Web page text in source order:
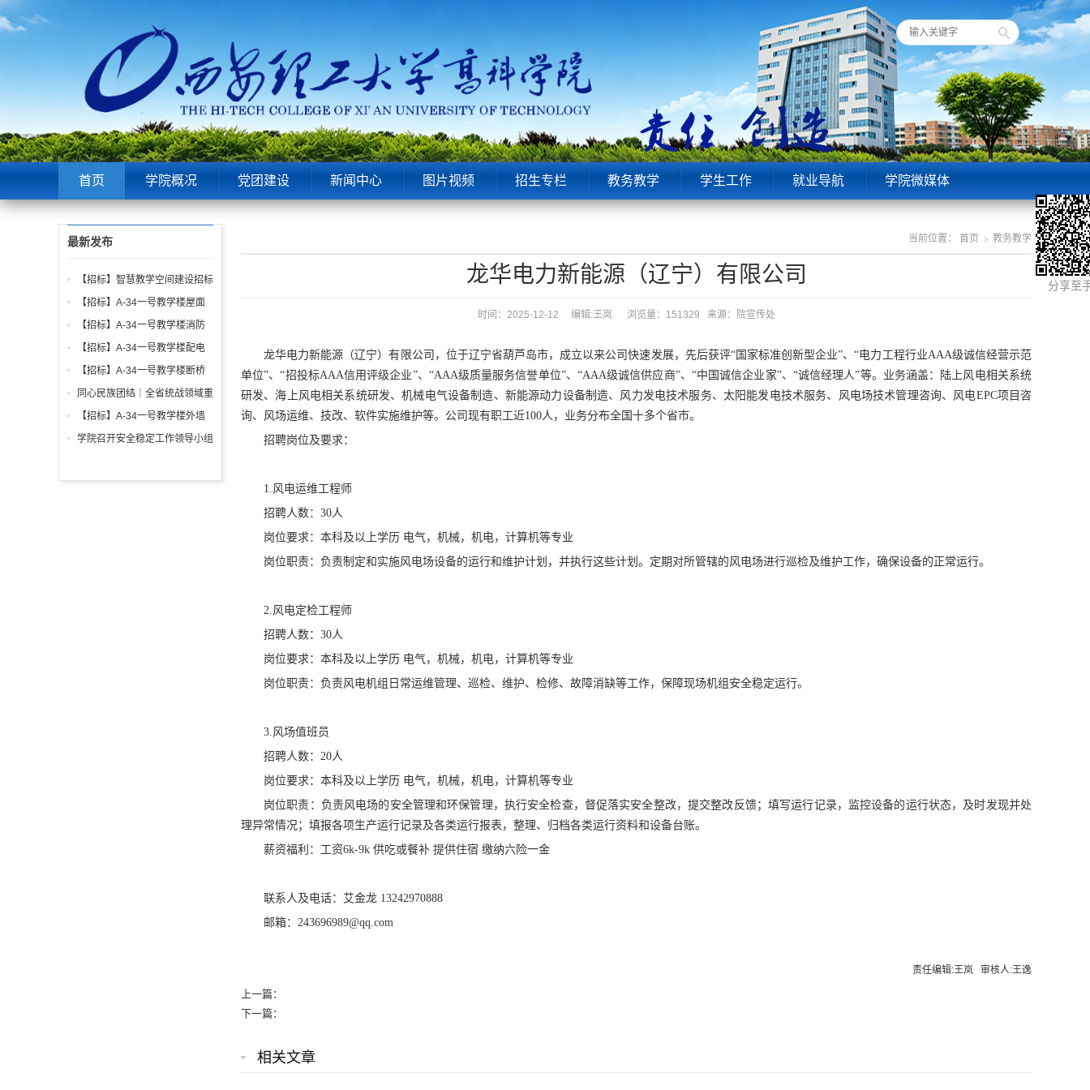
首页 学院概况 党团建设 新闻中心 图片视频 招生专栏 教务教学 学生工作 就业导航 学院微媒体
当前位置： 首页 教务教学
分享至
龙华电力新能源（辽宁）有限公司
时间：2025-12-12 编辑:王岚 浏览量：151329 来源：院宣传处
龙华电力新能源（辽宁）有限公司，位于辽宁省葫芦岛市，成立以来公司快速发展，先后获评“国家标准创新型企业”、“电力工程行业AAA级诚信经营示范
单位”、“招投标AAA信用评级企业”、“AAA级质量服务信誉单位”、“AAA级诚信供应商”、“中国诚信企业家”、“诚信经理人”等。业务涵盖：陆上风电相关系统
研发、海上风电相关系统研发、机械电气设备制造、新能源动力设备制造、风力发电技术服务、太阳能发电技术服务、风电场技术管理咨询、风电EPC项目咨
询、风场运维、技改、软件实施维护等。公司现有职工近100人，业务分布全国十多个省市。
招聘岗位及要求：
1.风电运维工程师
招聘人数：30人
岗位要求：本科及以上学历 电气，机械，机电，计算机等专业
岗位职责：负责制定和实施风电场设备的运行和维护计划，并执行这些计划。定期对所管辖的风电场进行巡检及维护工作，确保设备的正常运行‌。
2.风电定检工程师
招聘人数：30人
岗位要求：本科及以上学历 电气，机械，机电，计算机等专业
岗位职责：负责风电机组日常运维管理、巡检、维护、检修、故障消缺等工作，保障现场机组安全稳定运行。
3.风场值班员
招聘人数：20人
岗位要求：本科及以上学历 电气，机械，机电，计算机等专业
岗位职责：负责风电场的安全管理和环保管理，执行安全检查，督促落实安全整改，提交整改反馈；填写运行记录，监控设备的运行状态，及时发现并处
理异常情况；填报各项生产运行记录及各类运行报表，整理、归档各类运行资料和设备台账。
薪资福利：‌工资6k-9k 供吃或餐补 提供住宿 缴纳六险一金
联系人及电话：艾金龙 13242970888
邮箱：243696989@qq.com
责任编辑:王岚 审核人:王逸
上一篇：
下一篇：
相关文章
最新发布
【招标】智慧教学空间建设招标
公告
【招标】A-34一号教学楼屋面
找坡层及保温层工程招标公告
【招标】A-34一号教学楼消防
给水、电气、通风系统与防火门
调试工程招标公告
【招标】A-34一号教学楼配电
箱、柜采购招标文件
【招标】A-34一号教学楼断桥
铝合金窗深化设计、制作安装招
标公告
同心民族团结｜全省统战领域重
点工作推进会召开
【招标】A-34一号教学楼外墙
保温及饰面工程招标公告
学院召开安全稳定工作领导小组
校园安全工作